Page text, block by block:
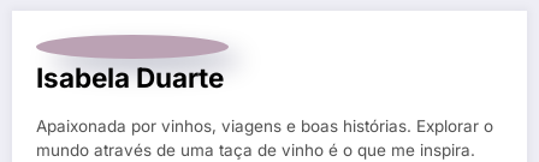
Isabela Duarte
Apaixonada por vinhos, viagens e boas histórias. Explorar o
mundo através de uma taça de vinho é o que me inspira.